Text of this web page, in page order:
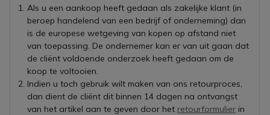
Als u een aankoop heeft gedaan als zakelijke klant (in
beroep handelend van een bedrijf of onderneming) dan
is de europese wetgeving van kopen op afstand niet
van toepassing. De ondernemer kan er van uit gaan dat
de cliënt voldoende onderzoek heeft gedaan om de
koop te voltooien.
Indien u toch gebruik wilt maken van ons retourproces,
dan dient de cliënt dit binnen 14 dagen na ontvangst
van het artikel aan te geven door het retourformulierin